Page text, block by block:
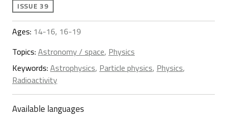
ISSUE 39
Ages: 14-16, 16-19
Topics: Astronomy / space, Physics
Keywords: Astrophysics, Particle physics, Physics,
Radioactivity
Available languages